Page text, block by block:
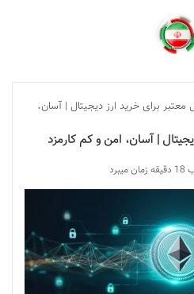
معتبر برای خرید ارز دیجیتال | آسان،
| آسان، امن و کم کارمزد